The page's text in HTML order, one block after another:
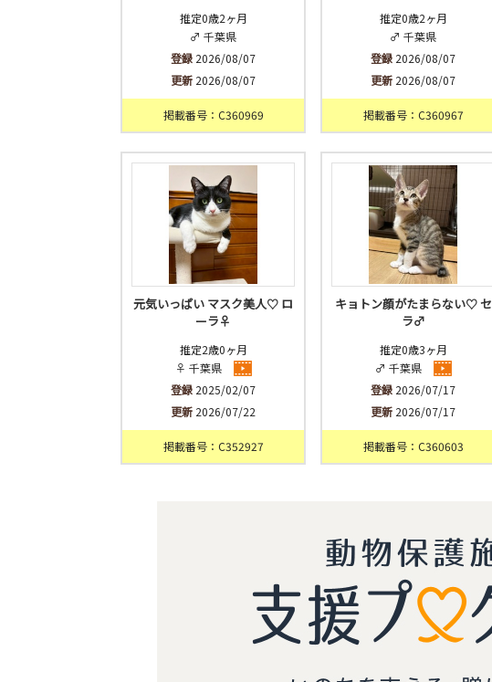
推定0歳2ヶ月
♂ 千葉県
登録 2026/08/07
更新 2026/08/07
掲載番号：C360969
推定0歳2ヶ月
♂ 千葉県
登録 2026/08/07
更新 2026/08/07
掲載番号：C360967
元気いっぱい マスク美人♡ ロ
ーラ♀
推定2歳0ヶ月
♀ 千葉県
登録 2025/02/07
更新 2026/07/22
掲載番号：C352927
キョトン顔がたまらない♡ セ
ラ♂
推定0歳3ヶ月
♂ 千葉県
登録 2026/07/17
更新 2026/07/17
掲載番号：C360603